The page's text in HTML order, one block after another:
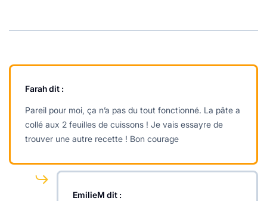
Farahdit :
Pareil pour moi, ça n’a pas du tout fonctionné. La pâte a
collé aux 2 feuilles de cuissons ! Je vais essayre de
trouver une autre recette ! Bon courage
EmilieM dit :